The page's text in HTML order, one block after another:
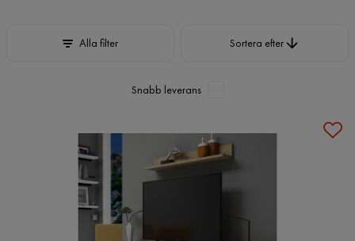
Alla filter Sortera efter
Snabb leverans